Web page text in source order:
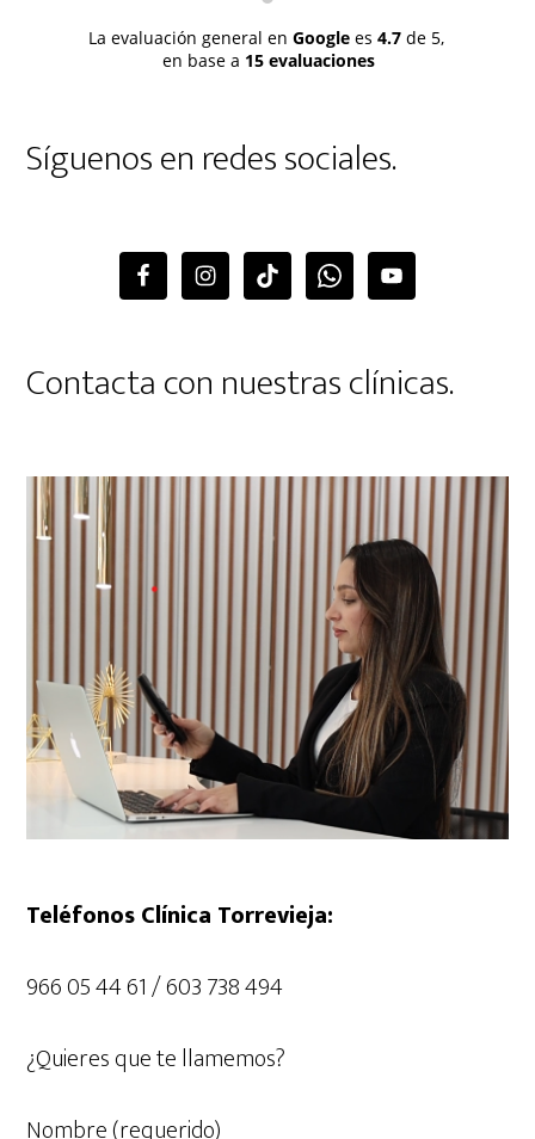
La evaluación general en Google es 4.7 de 5,
en base a 15 evaluaciones
Síguenos en redes sociales.
Contacta con nuestras clínicas.
Teléfonos Clínica Torrevieja:
966 05 44 61 / 603 738 494
¿Quieres que te llamemos?
Nombre (requerido)